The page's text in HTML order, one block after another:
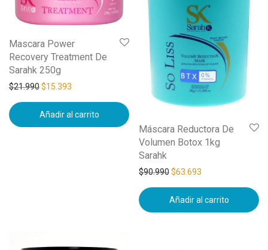
Mascara Power
Recovery Treatment De
Sarahk 250g
$21.990$15.393
Añadir al carrito
Máscara Reductora De
Volumen Botox 1kg
Sarahk
$90.990$63.693
Añadir al carrito